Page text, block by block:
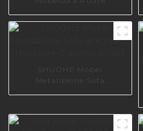
SHUOHE Möbel
Metallbeine Sofa